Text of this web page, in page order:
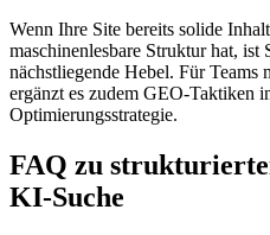
Wenn Ihre Site bereits solide
maschinenlesbare Struktur hat, ist
nächstliegende Hebel. Für
ergänzt es zudem GEO‑Taktiken
Optimierungsstrategie.
FAQ zu
KI‑Suche